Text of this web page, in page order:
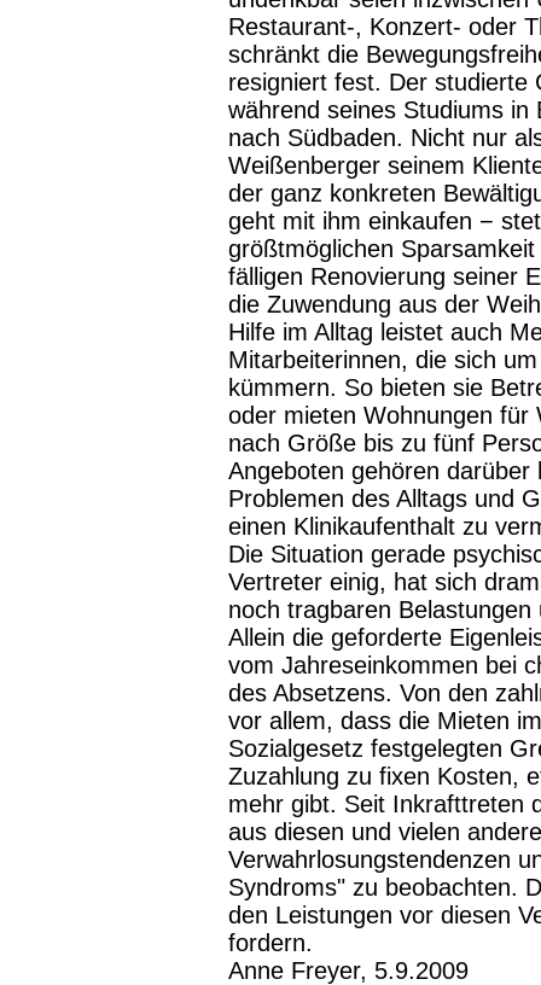
Restaurant-, Konzert- oder
schränkt die
resigniert fest. Der studierte
während seines Studiums
nach Südbaden. Nicht nur
Weißenberger seinem
der ganz konkreten
geht mit ihm einkaufen −
größtmöglichen
fälligen Renovierung seiner
die Zuwendung aus der
Hilfe im Alltag leistet auch
Mitarbeiterinnen, die sich
kümmern. So bieten sie
oder mieten Wohnungen für
nach Größe bis zu fünf
Angeboten gehören darüber
Problemen des Alltags und
einen Klinikaufenthalt zu
Die Situation gerade
Vertreter einig, hat sich
noch tragbaren
Allein die geforderte
vom Jahreseinkommen bei
des Absetzens. Von den
vor allem, dass die Mieten
Sozialgesetz festgelegten
Zuzahlung zu fixen Kosten,
mehr gibt. Seit Inkrafttreten
aus diesen und vielen
Verwahrlosungstendenzen
Syndroms" zu beobachten.
den Leistungen vor diesen
fordern.
Anne Freyer, 5.9.2009